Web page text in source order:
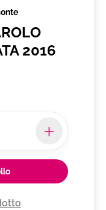
2016